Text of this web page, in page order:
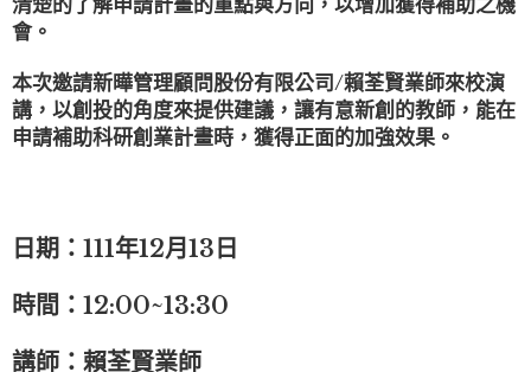
清楚的了解申請計畫的重點與方向，以增加獲得補助之機
會。
本次邀請新曄管理顧問股份有限公司/賴荃賢業師來校演
講，以創投的角度來提供建議，讓有意新創的教師，能在
申請補助科研創業計畫時，獲得正面的加強效果。
日期：111年12月13日
時間：12:00~13:30
講師：賴荃賢業師